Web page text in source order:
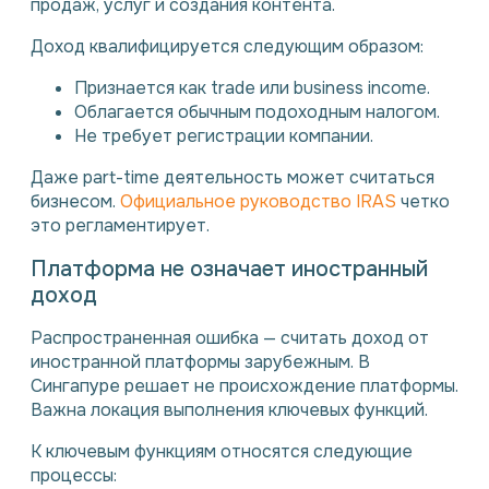
продаж, услуг и создания контента.
Доход квалифицируется следующим образом:
Признается как trade или business income.
Облагается обычным подоходным налогом.
Не требует регистрации компании.
Даже part-time деятельность может считаться
бизнесом. Официальное руководство IRAS четко
это регламентирует.
Платформа не означает иностранный
доход
Распространенная ошибка — считать доход от
иностранной платформы зарубежным. В
Сингапуре решает не происхождение платформы.
Важна локация выполнения ключевых функций.
К ключевым функциям относятся следующие
процессы: